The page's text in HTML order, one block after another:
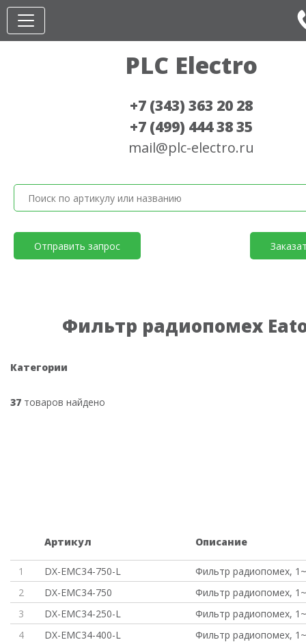
PLC Electro
+7 (343) 363 20 28
+7 (499) 444 38 35
mail@plc-electro.ru
Отправить запрос
Фильтр радиопомех
Категории
37 товаров найдено
Артикул Описание
1 DX-EMC34-750-L
Фильтр радиопомех,
2
DX-EMC34-750
Фильтр радиопомех,
3
DX-EMC34-250-L
Фильтр радиопомех,
4
DX-EMC34-400-L
Фильтр радиопомех,